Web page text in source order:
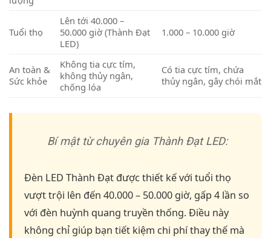
Tuổi thọ
Lên tới 40.000 –
50.000 giờ (Thành Đạt
LED)
1.000 – 10.000 giờ
An toàn &
Sức khỏe
Không tia cực tím,
không thủy ngân,
chống lóa
Có tia cực tím, chứa
thủy ngân, gây chói mắt
Bí mật từ chuyên gia Thành Đạt LED:
Đèn LED Thành Đạt được thiết kế với tuổi thọ
vượt trội lên đến 40.000 – 50.000 giờ, gấp 4 lần so
với đèn huỳnh quang truyền thống. Điều này
không chỉ giúp bạn tiết kiệm chi phí thay thế mà